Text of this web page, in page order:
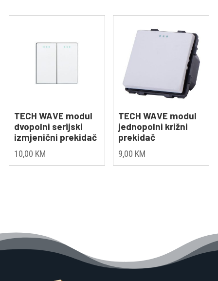
TECH WAVE modul
dvopolni serijski
izmjenični prekidač
10,00 KM
TECH WAVE modul
jednopolni križni
prekidač
9,00 KM